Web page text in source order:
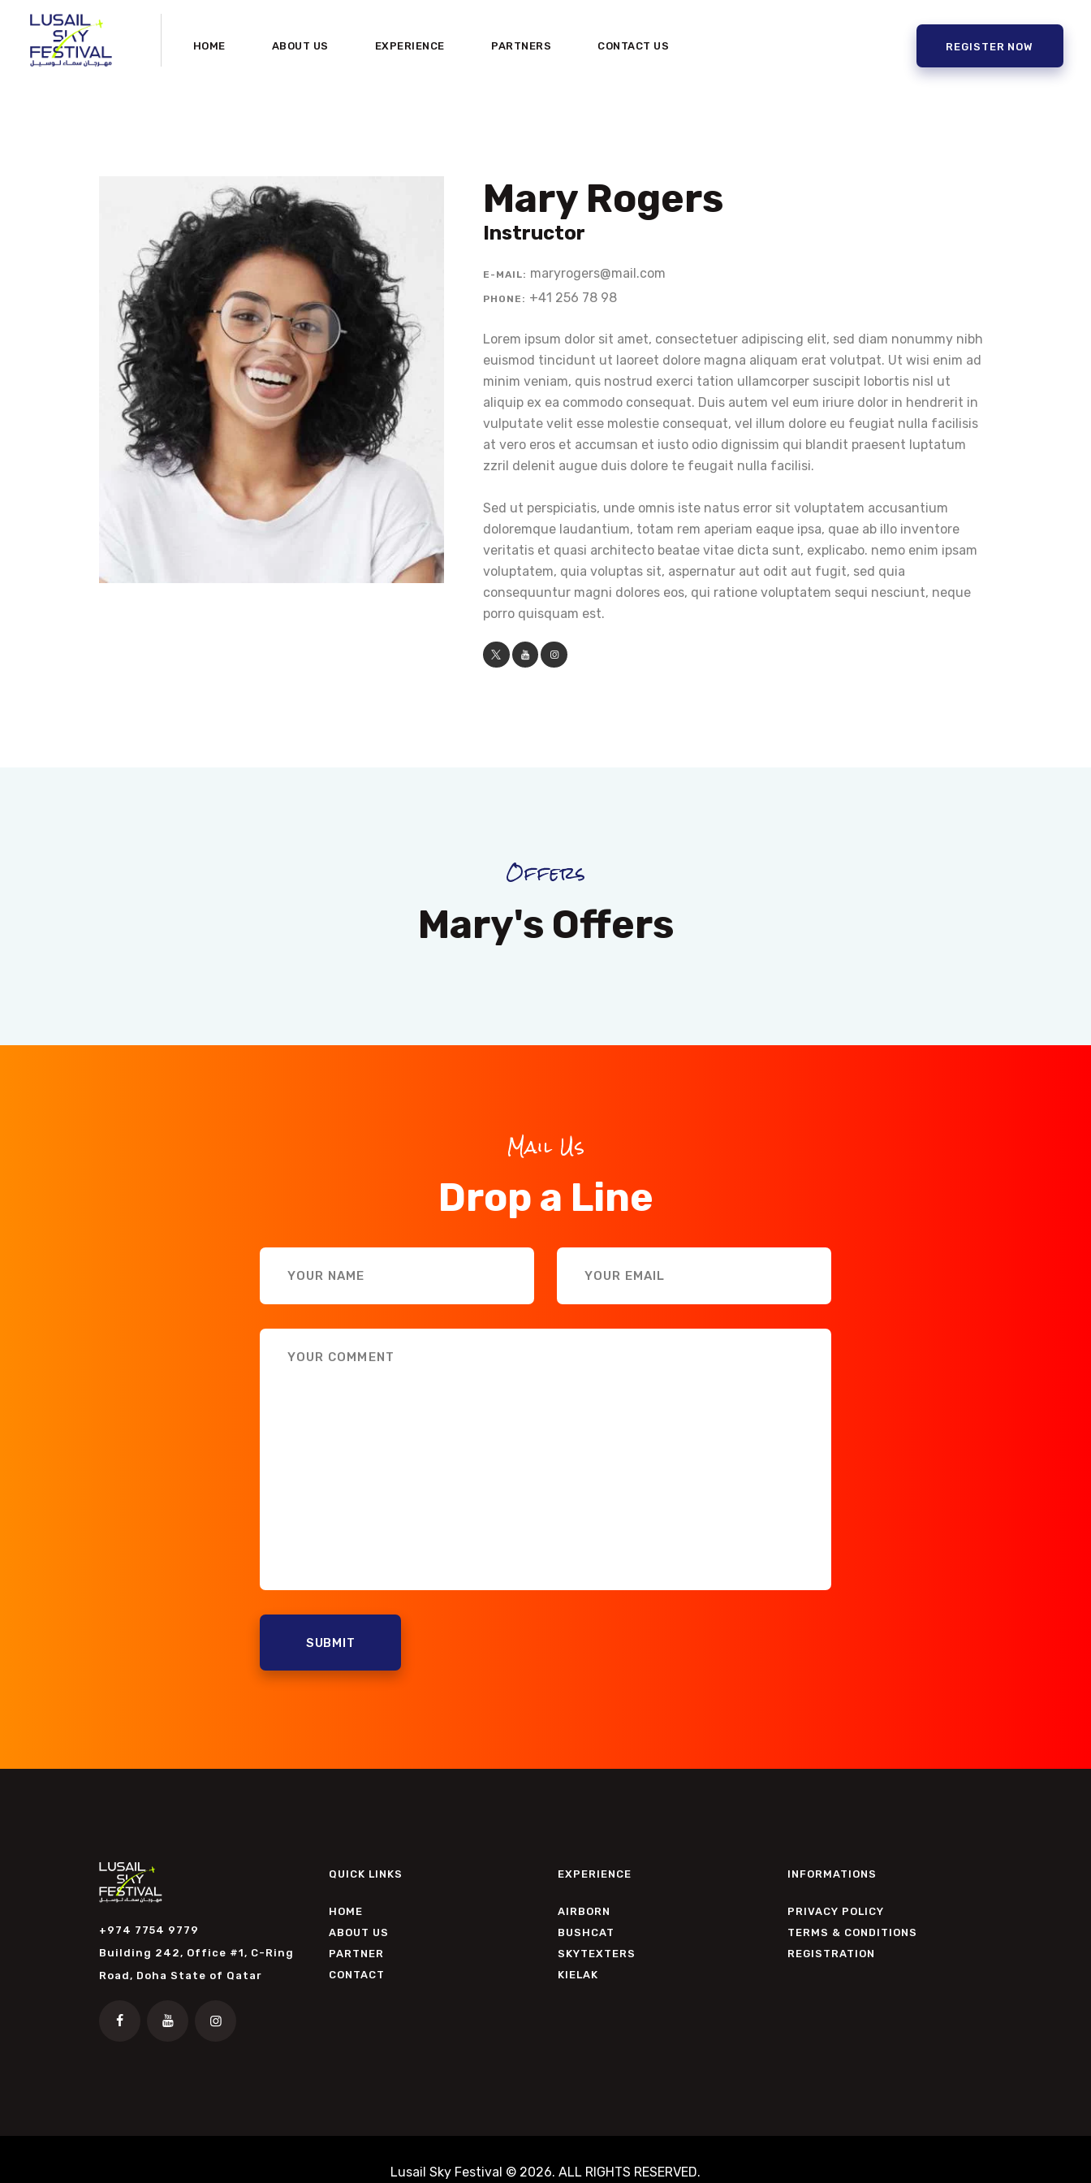
HOME ABOUT US EXPERIENCE PARTNERS CONTACT US REGISTER NOW
CONTACT USMary Rogers
Instructor
E-MAIL: maryrogers@mail.com
PHONE: +41 256 78 98
Lorem ipsum dolor sit amet, consectetuer adipiscing elit, sed diam nonummy nibh
euismod tincidunt ut laoreet dolore magna aliquam erat volutpat. Ut wisi enim ad
minim veniam, quis nostrud exerci tation ullamcorper suscipit lobortis nisl ut
aliquip ex ea commodo consequat. Duis autem vel eum iriure dolor in hendrerit in
vulputate velit esse molestie consequat, vel illum dolore eu feugiat nulla facilisis
at vero eros et accumsan et iusto odio dignissim qui blandit praesent luptatum
zzril delenit augue duis dolore te feugait nulla facilisi.
Sed ut perspiciatis, unde omnis iste natus error sit voluptatem accusantium
doloremque laudantium, totam rem aperiam eaque ipsa, quae ab illo inventore
veritatis et quasi architecto beatae vitae dicta sunt, explicabo. nemo enim ipsam
voluptatem, quia voluptas sit, aspernatur aut odit aut fugit, sed quia
consequuntur magni dolores eos, qui ratione voluptatem sequi nesciunt, neque
porro quisquam est.
Offers
Mary's Offers
Mail Us
Drop a Line
Building 242, Office #1, C-Ring
Road, Doha State of Qatar
+974 7754 9779
QUICK LINKS
HOME
ABOUT US
PARTNER
CONTACT
EXPERIENCE
AIRBORN
BUSHCAT
SKYTEXTERS
KIELAK
INFORMATIONS
PRIVACY POLICY
TERMS & CONDITIONS
REGISTRATION
Lusail Sky Festival © 2026. ALL RIGHTS RESERVED.